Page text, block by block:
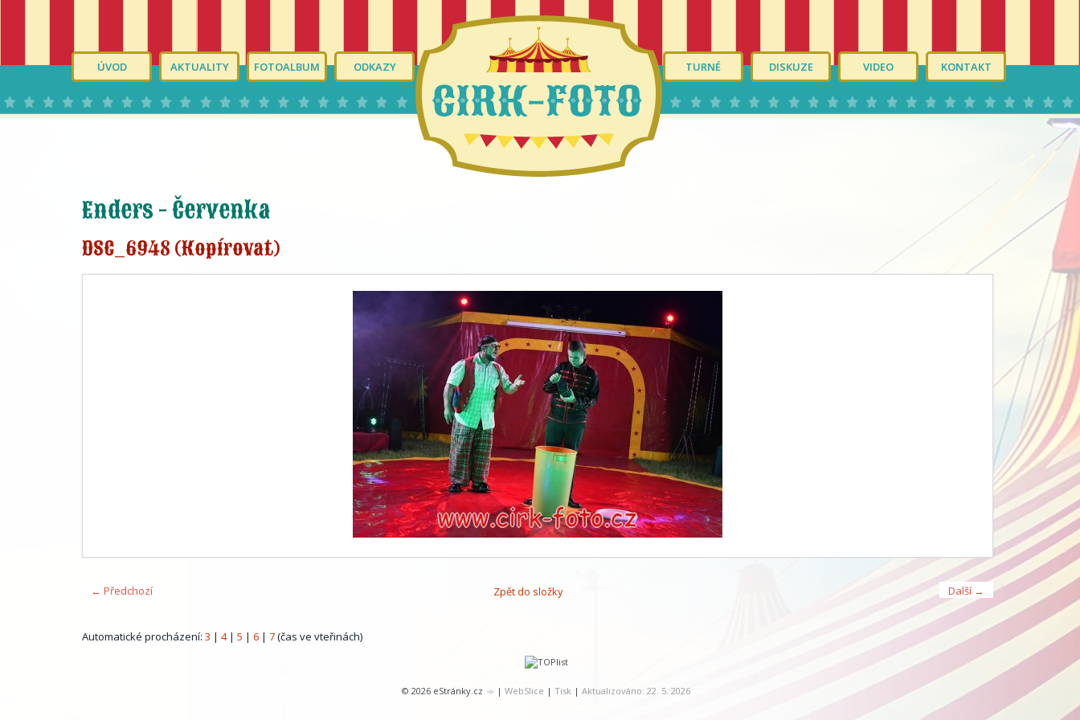
ÚVOD AKTUALITY FOTOALBUM ODKAZY TURNÉ DISKUZE VIDEO KONTAKT
Enders - Červenka
DSC_6948 (Kopírovat)
← Předchozí Další →
Zpět do složky
Automatické procházení: 3 | 4| 5 | 6 | 7(čas ve vteřinách)
© 2026 eStránky.cz | WebSlice | Tisk | Aktualizováno: 22. 5. 2026